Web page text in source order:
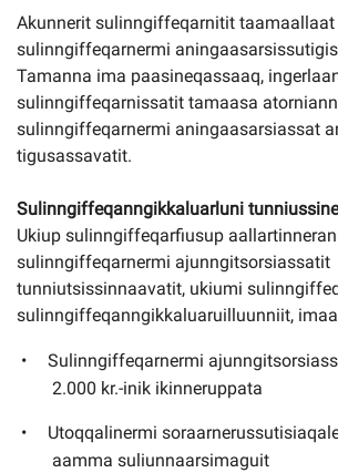
Akunnerit sulinngiffeqarnitit taamaallaat
sulinngiffeqarnermi
Tamanna ima paasineqassaaq,
sulinngiffeqarnissatit tamaasa
sulinngiffeqarnermi aningaasarsiassat
tigusassavatit.
Sulinngiffeqanngikkaluarluni
Ukiup sulinngiffeqarfiusup
sulinngiffeqarnermi ajunngitsorsiassatit
tunniutsissinnaavatit, ukiumi
sulinngiffeqanngikkaluaruilluunniit,
Sulinngiffeqarnermi
2.000 kr.-inik ikinneruppata
Utoqqalinermi
aamma suliunnaarsimaguit